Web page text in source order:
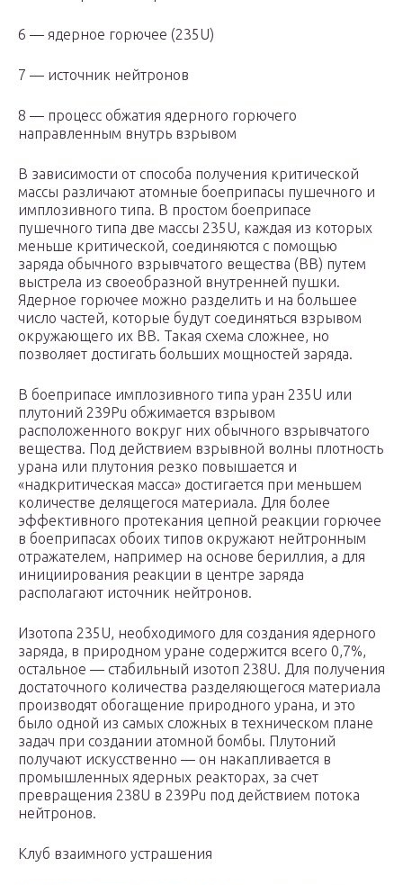
6 — ядерное горючее (235U)
7 — источник нейтронов
8 — процесс обжатия ядерного горючего
направленным внутрь взрывом
В зависимости от способа получения критической
массы различают атомные боеприпасы пушечного и
имплозивного типа. В простом боеприпасе
пушечного типа две массы 235U, каждая из которых
меньше критической, соединяются с помощью
заряда обычного взрывчатого вещества (ВВ) путем
выстрела из своеобразной внутренней пушки.
Ядерное горючее можно разделить и на большее
число частей, которые будут соединяться взрывом
окружающего их ВВ. Такая схема сложнее, но
позволяет достигать больших мощностей заряда.
В боеприпасе имплозивного типа уран 235U или
плутоний 239Pu обжимается взрывом
расположенного вокруг них обычного взрывчатого
вещества. Под действием взрывной волны плотность
урана или плутония резко повышается и
«надкритическая масса» достигается при меньшем
количестве делящегося материала. Для более
эффективного протекания цепной реакции горючее
в боеприпасах обоих типов окружают нейтронным
отражателем, например на основе бериллия, а для
инициирования реакции в центре заряда
располагают источник нейтронов.
Изотопа 235U, необходимого для создания ядерного
заряда, в природном уране содержится всего 0,7%,
остальное — стабильный изотоп 238U. Для получения
достаточного количества разделяющегося материала
производят обогащение природного урана, и это
было одной из самых сложных в техническом плане
задач при создании атомной бомбы. Плутоний
получают искусственно — он накапливается в
промышленных ядерных реакторах, за счет
превращения 238U в 239Pu под действием потока
нейтронов.
Клуб взаимного устрашения